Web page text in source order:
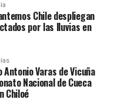
Chile despliegan
por las lluvias en
Varas de Vicuña
Nacional de Cueca
Chiloé